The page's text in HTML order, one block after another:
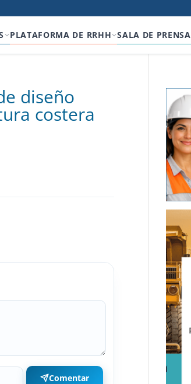
PLATAFORMA DE RRHH SALA DE PRENSA
diseño
costera
Comentar